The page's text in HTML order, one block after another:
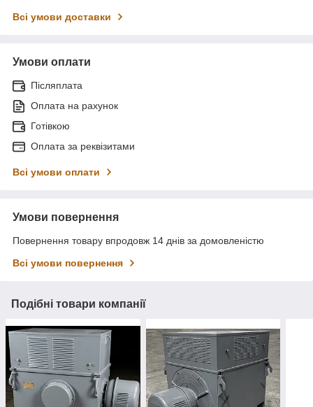
Всі умови доставки
Умови оплати
Післяплата
Оплата на рахунок
Готівкою
Оплата за реквізитами
Всі умови оплати
Умови повернення
Повернення товару впродовж 14 днів за домовленістю
Всі умови повернення
Подібні товари компанії